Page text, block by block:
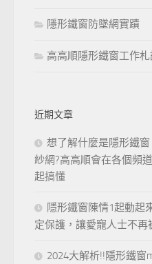
隱形鐵窗防墜網實蹟
高高順隱形鐵窗工作
近期文章
想了解什麼是隱形鐵
紗網?高高順會在各個頻
起搞懂
隱形鐵窗陳情1起動起
定保護，讓愛寵人士不再
2024大解析!!隱形鐵窗